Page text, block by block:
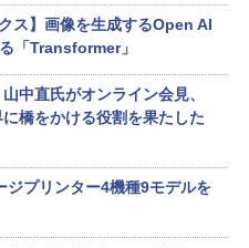
ス】画像を生成するOpen AI
「Transformer」
中直氏がオンライン会見、
に橋をかける役割を果たした
ジプリンター4機種9モデルを